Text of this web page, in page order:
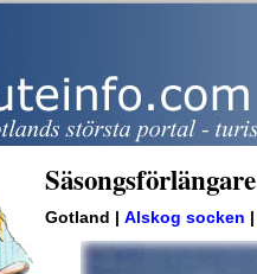
Säsongsförlängare
Gotland | Alskog socken